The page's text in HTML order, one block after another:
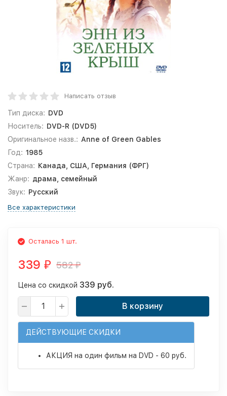
Написать отзыв
Тип диска: DVD
Носитель: DVD-R (DVD5)
Оригинальное назв.: Anne of Green Gables
Год: 1985
Страна: Канада, США, Германия (ФРГ)
Жанр: драма, семейный
Звук: Русский
Все характеристики
Осталась 1 шт.
339 ₽ 582₽
Цена со скидкой 339 руб.
В корзину
ДЕЙСТВУЮЩИЕ СКИДКИ
АКЦИЯ на один фильм на DVD - 60 руб.